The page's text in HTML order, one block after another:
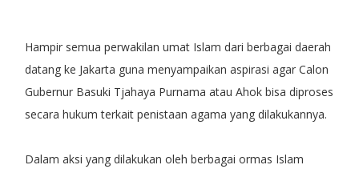
Hampir semua perwakilan umat Islam dari berbagai daerah
datang ke Jakarta guna menyampaikan aspirasi agar Calon
Gubernur Basuki Tjahaya Purnama atau Ahok bisa diproses
secara hukum terkait penistaan agama yang dilakukannya.
Dalam aksi yang dilakukan oleh berbagai ormas Islam